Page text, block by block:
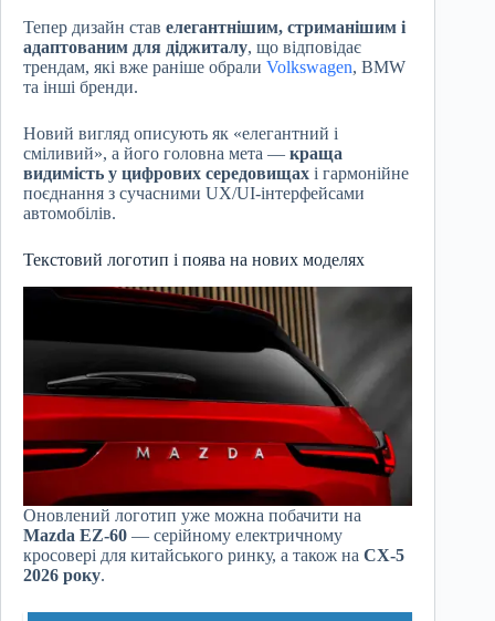
Тепер дизайн став елегантнішим, стриманішим і
адаптованим для діджиталу, що відповідає
трендам, які вже раніше обрали Volkswagen, BMW
та інші бренди.
Новий вигляд описують як «елегантний і
сміливий», а його головна мета — краща
видимість у цифрових середовищах і гармонійне
поєднання з сучасними UX/UI-інтерфейсами
автомобілів.
Текстовий логотип і поява на нових моделях
Оновлений логотип уже можна побачити на
Mazda EZ-60 — серійному електричному
кросовері для китайського ринку, а також на CX-5
2026 року.